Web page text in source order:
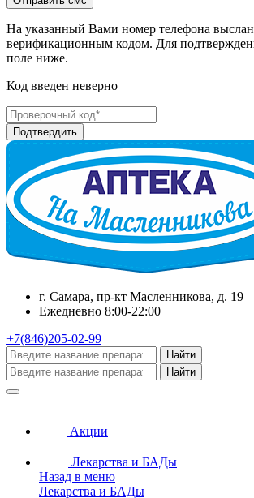
На указанный Вами номер телефона
верификационным кодом. Для
поле ниже.
Код введен неверно
г. Самара, пр-кт Масленникова, д. 19
Ежедневно 8:00-22:00
+7(846)205-02-99
Найти
Найти
Акции
Лекарства и БАДы
Назад в меню
Лекарства и БАДы